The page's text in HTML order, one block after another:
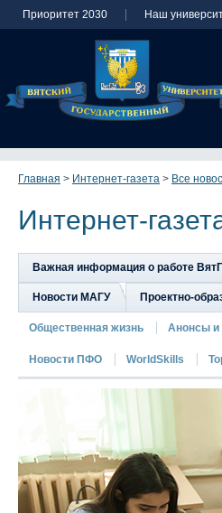
Приоритет 2030 Наш
Главная > Интернет-газета > Все
Интернет-
Важная информация о работе
Новости МАГУ Проектно-
Общественная жизнь Анонсы и
Новости ПФО WorldSkills